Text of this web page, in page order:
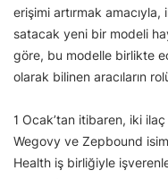
erişimi artırmak amacıyla,
satacak yeni bir modeli
göre, bu modelle birlikte
olarak bilinen aracıların
1 Ocak’tan itibaren, iki
Wegovy ve Zepbound
Health iş birliğiyle